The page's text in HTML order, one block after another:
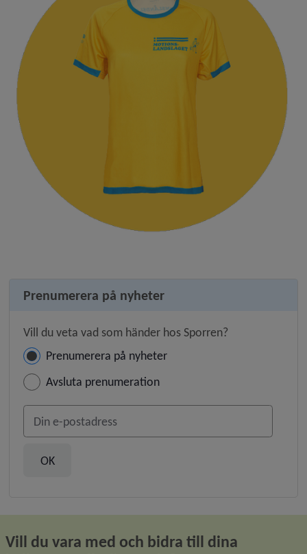
Prenumerera på nyheter
Vill du veta vad som händer hos Sporren?
Hantera prenumeration
Prenumerera på nyheter
Avsluta prenumeration
Din e-postadress
Vill du vara med och bidra till dina